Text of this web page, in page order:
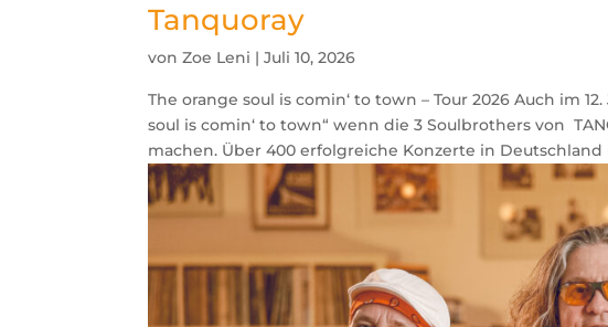
Tanquoray
vonZoe Leni |Juli 10, 2026
The orange soul is comin‘ to town – Tour 2026 Auch im
soul is comin‘ to town“ wenn die 3 Soulbrothers von
machen. Über 400 erfolgreiche Konzerte in Deutschland